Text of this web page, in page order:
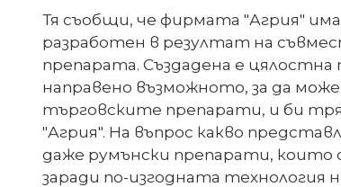
Тя съобщи, че фирмата "Агрия"
разработен в резултат на
препарата. Създадена е
направено възможното, за да
търговските препарати, и би
"Агрия". На въпрос какво
даже румънски препарати, които
заради по-изгодната